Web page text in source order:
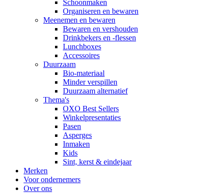
Schoonmaken
Organiseren en bewaren
Meenemen en bewaren
Bewaren en vershouden
Drinkbekers en -flessen
Lunchboxes
Accessoires
Duurzaam
Bio-materiaal
Minder verspillen
Duurzaam alternatief
Thema's
OXO Best Sellers
Winkelpresentaties
Pasen
Asperges
Inmaken
Kids
Sint, kerst & eindejaar
Merken
Voor ondernemers
Over ons